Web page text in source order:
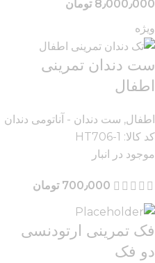
8٫000٫000 تومان
ویژه
ست دندان تمرینی
اطفال
اطفال, ست دندان - آناتومی دندان
کد کالا: HT706-1
موجود در انبار
700٫000 تومان
فک تمرینی ارتودنسی
دو فک